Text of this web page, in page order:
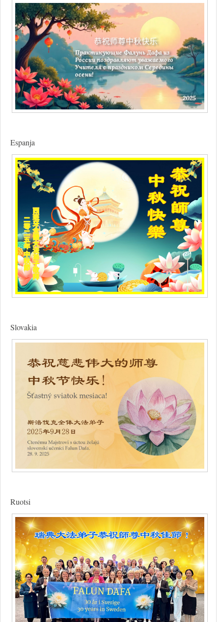
Espanja
Slovakia
Ruotsi